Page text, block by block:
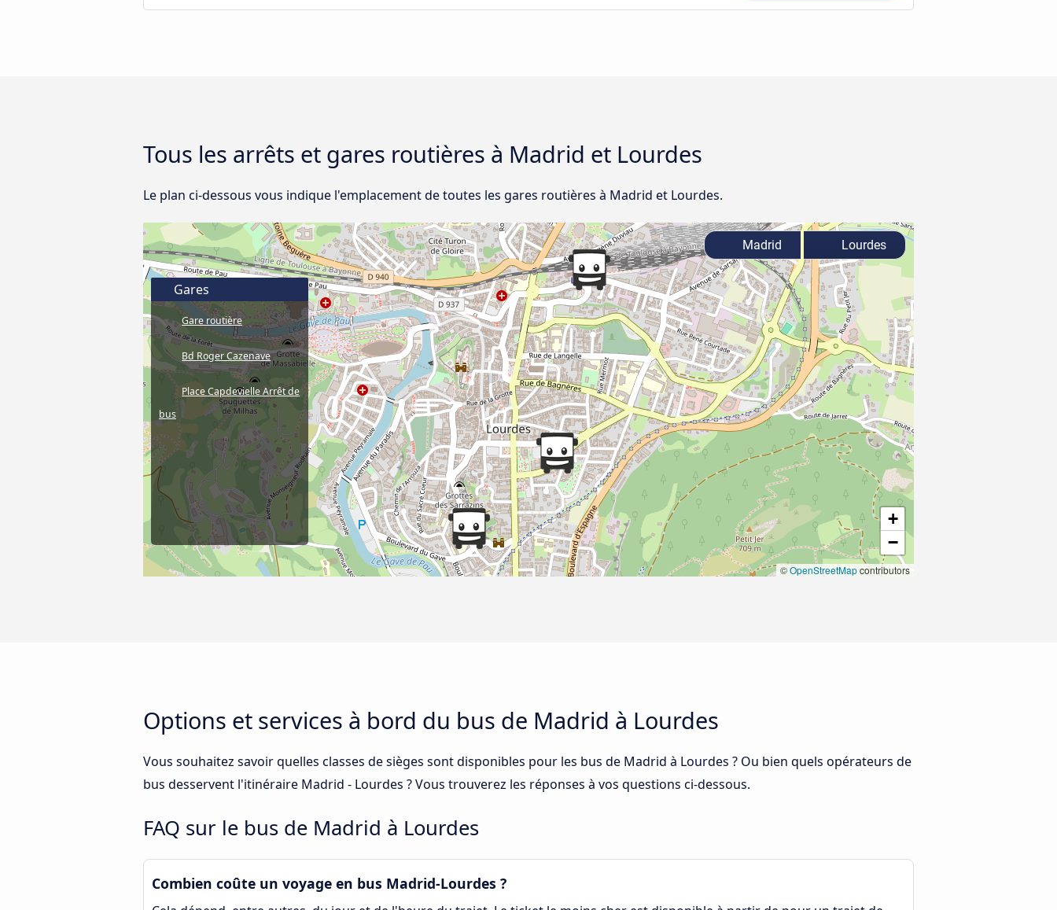
Tous les arrêts et gares routières à Madrid et Lourdes
Le plan ci-dessous vous indique l'emplacement de toutes les gares routières à Madrid et Lourdes.
+
−
©OpenStreetMapcontributors
Gares
Gare routière
Bd Roger Cazenave
Place Capdevielle Arrêt de
bus
Madrid Lourdes
Options et services à bord du bus de Madrid à Lourdes
Vous souhaitez savoir quelles classes de sièges sont disponibles pour les bus de Madrid à Lourdes ? Ou bien quels opérateurs de
bus desservent l'itinéraire Madrid - Lourdes ? Vous trouverez les réponses à vos questions ci-dessous.
FAQ sur le bus de Madrid à Lourdes
Combien coûte un voyage en bus Madrid-Lourdes ?